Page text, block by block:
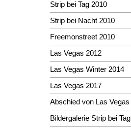
Strip bei Tag 2010
Strip bei Nacht 2010
Freemonstreet 2010
Las Vegas 2012
Las Vegas Winter 2014
Las Vegas 2017
Abschied von Las Vegas
Bildergalerie Strip bei Tag